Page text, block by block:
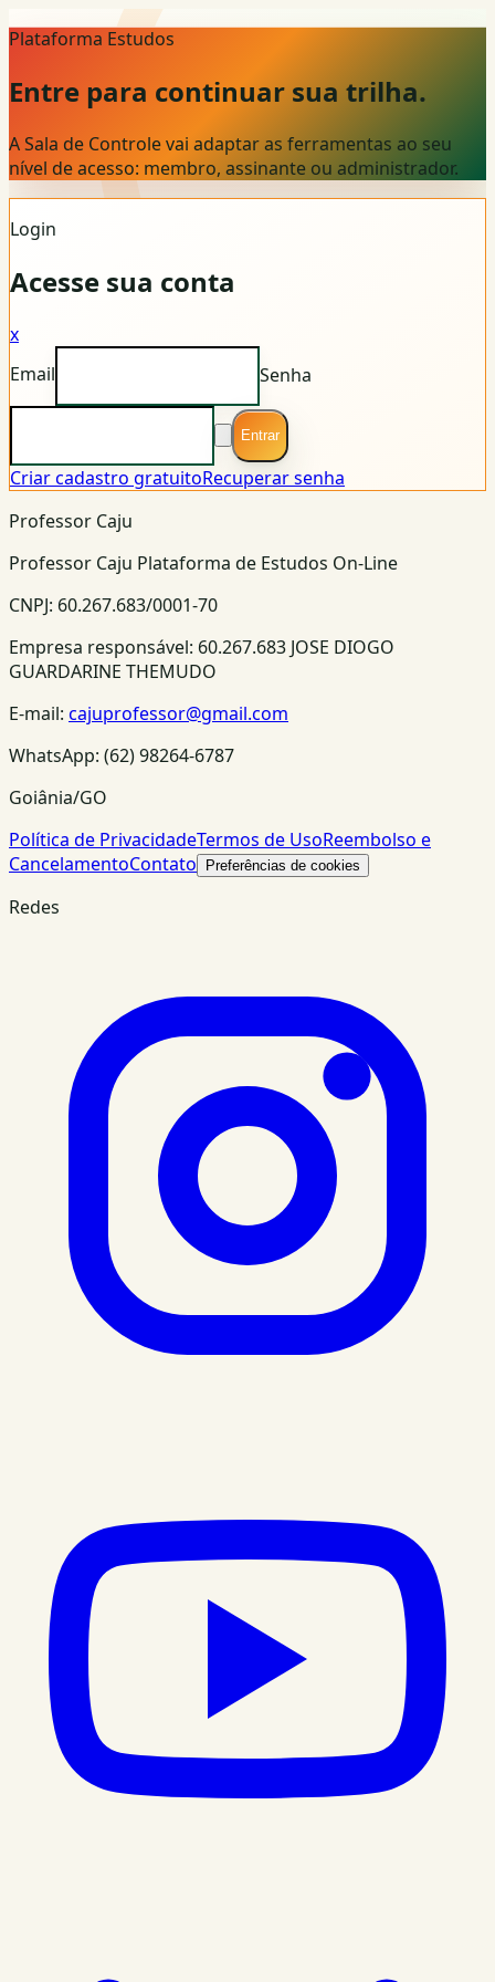
Plataforma Estudos
Entre para continuar sua trilha.
A Sala de Controle vai adaptar as ferramentas ao seu
nível de acesso: membro, assinante ou administrador.
Login
Acesse sua conta
x
Email
Senha
Entrar
Criar cadastro gratuitoRecuperar senha
Professor Caju
Professor Caju Plataforma de Estudos On-Line
CNPJ: 60.267.683/0001-70
Empresa responsável: 60.267.683 JOSE DIOGO
GUARDARINE THEMUDO
E-mail: cajuprofessor@gmail.com
WhatsApp: (62) 98264-6787
Goiânia/GO
Política de PrivacidadeTermos de UsoReembolso e
CancelamentoContato Preferências de cookies
Redes